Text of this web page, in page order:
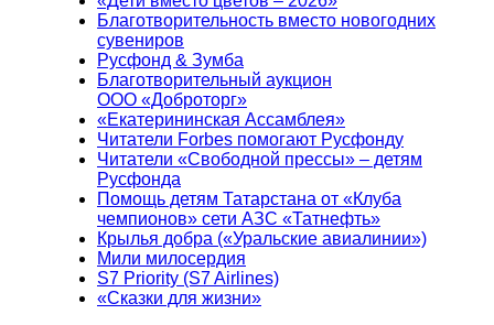
Благотворительность вместо новогодних
сувениров
Русфонд & Зумба
Благотворительный аукцион
ООО «Доброторг»
«Екатерининская Ассамблея»
Читатели Forbes помогают Русфонду
Читатели «Свободной прессы» – детям
Русфонда
Помощь детям Татарстана от «Клуба
чемпионов» сети АЗС «Татнефть»
Крылья добра («Уральские авиалинии»)
Мили милосердия
S7 Priority (S7 Airlines)
«Сказки для жизни»